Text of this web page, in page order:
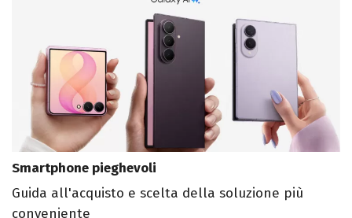
Smartphone pieghevoli
Guida all'acquisto e scelta della soluzione più
conveniente